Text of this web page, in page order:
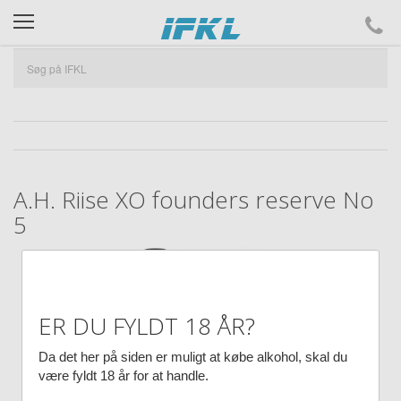
ifkl
A.H. Riise XO founders reserve No
5
ER DU FYLDT 18 ÅR?
Da det her på siden er muligt at købe alkohol, skal du
være fyldt 18 år for at handle.